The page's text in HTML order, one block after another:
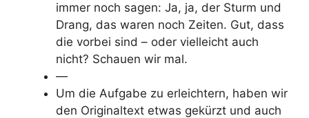
immer noch sagen: Ja, ja, der Sturm und
Drang, das waren noch Zeiten. Gut, dass
die vorbei sind – oder vielleicht auch
nicht? Schauen wir mal.
—
Um die Aufgabe zu erleichtern, haben wir
den Originaltext etwas gekürzt und auch